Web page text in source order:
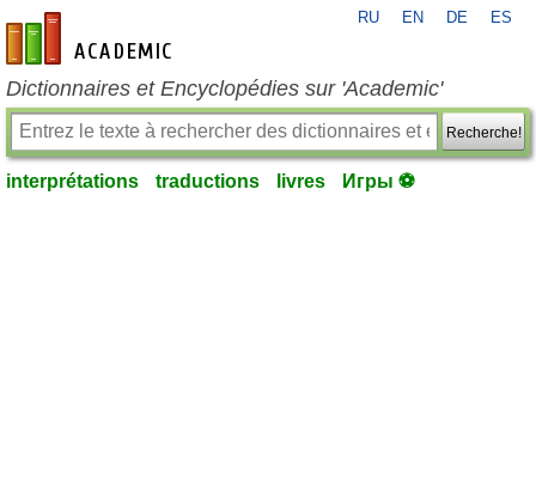
fr-academic.com
RU EN DE ES
Dictionnaires et Encyclopédies sur 'Academic'
Recherche!
interprétations traductions livres Игры ⚽